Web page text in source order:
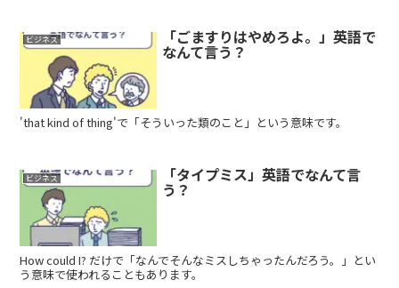
ビジネス 「ごますりはやめろよ。」英語で
なんて言う？
'that kind of thing'で「そういった類のこと」という意味です。
ビジネス 「タイプミス」英語でなんて言
う？
How could I? だけで「なんでそんなミスしちゃったんだろう。」とい
う意味で使われることもあります。